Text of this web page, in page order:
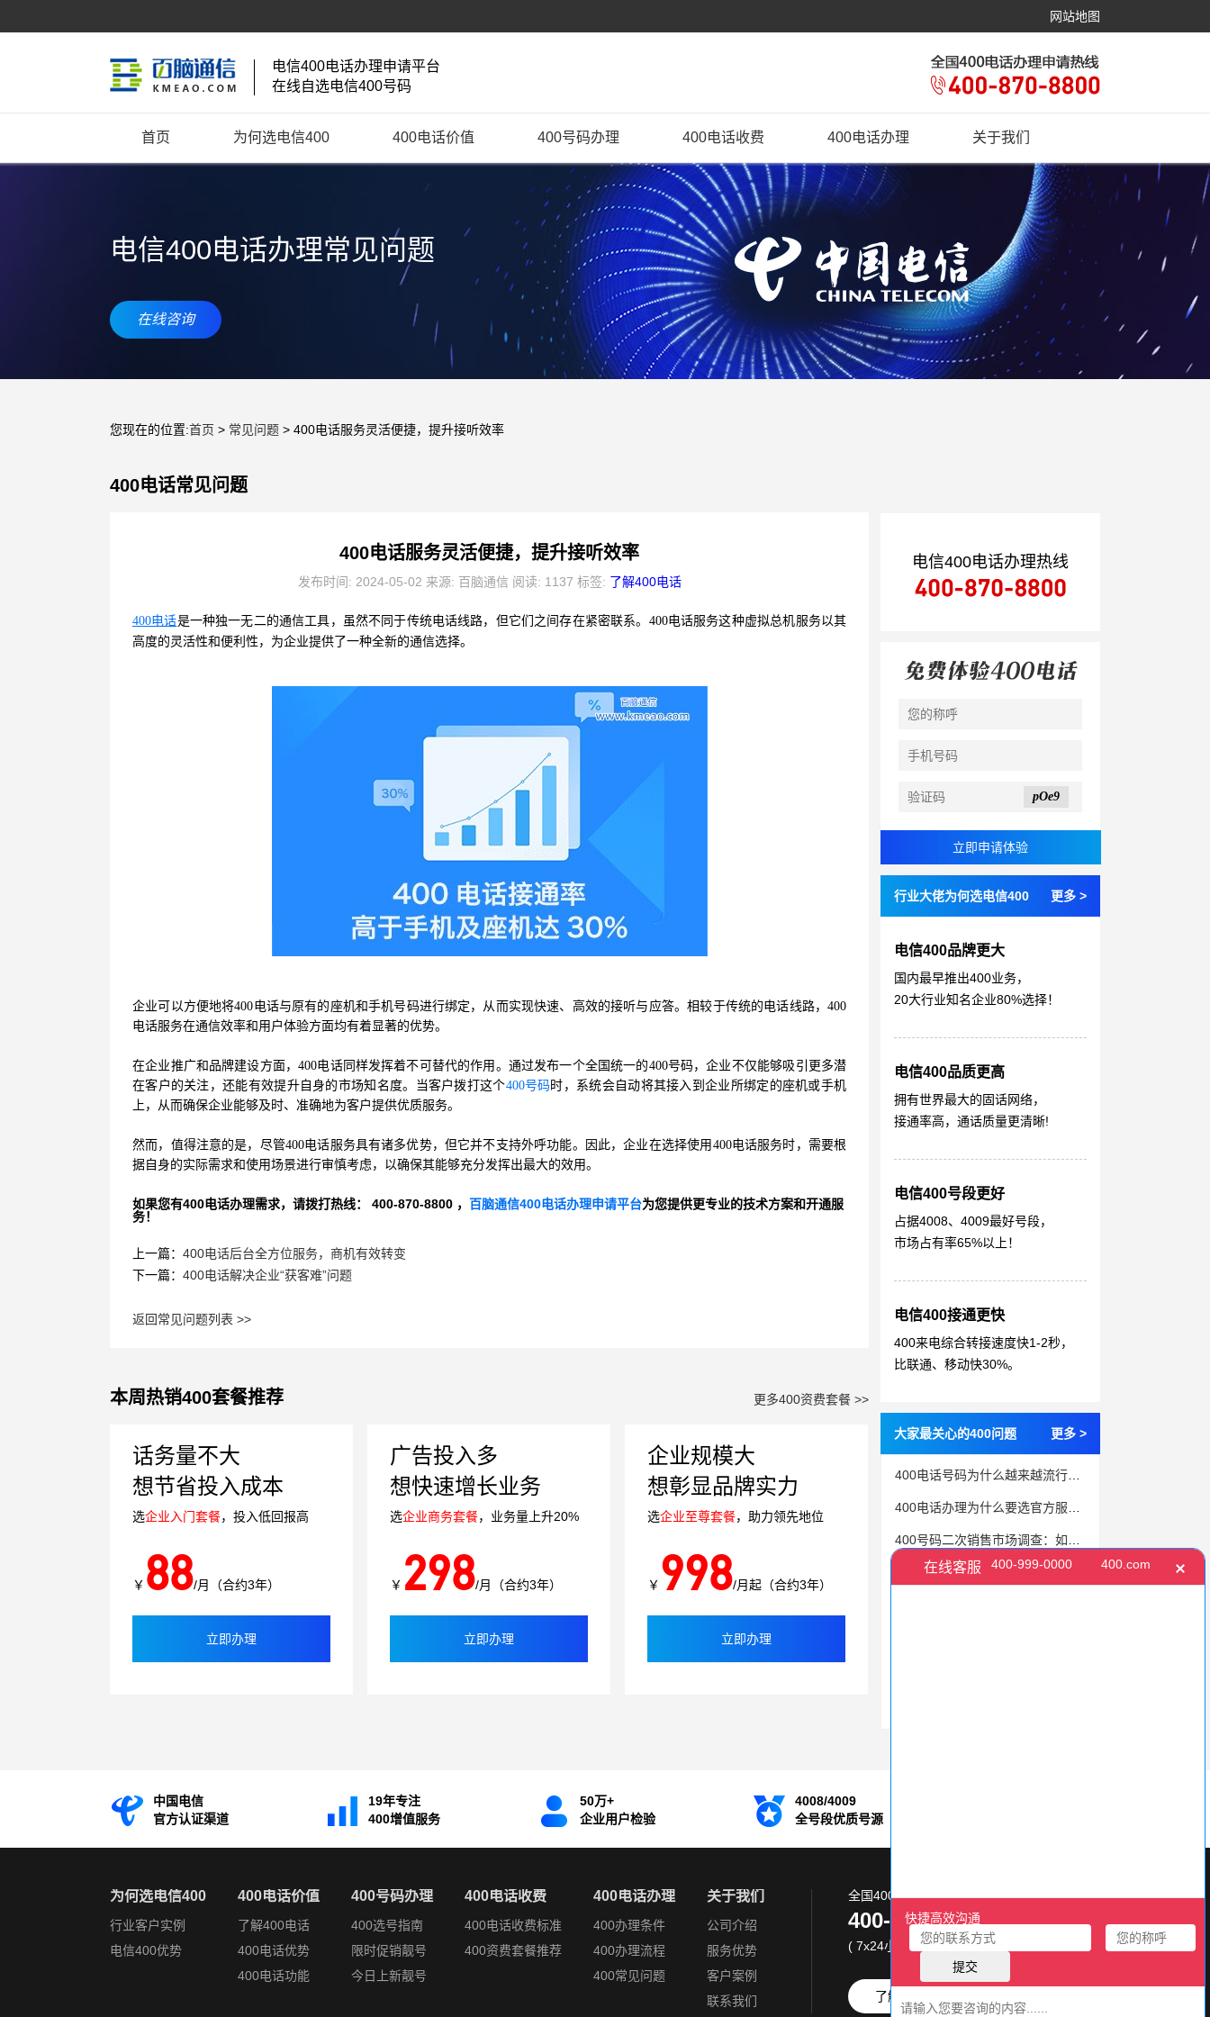
网站地图
电信400电话办理申请平台
在线自选电信400号码
首页 为何选电信400 400电话价值 400号码办理 400电话收费 400电话办理 关于我们
电信400电话办理常见问题
在线咨询
您现在的位置:首页 > 常见问题 > 400电话服务灵活便捷，提升接听效率
400电话常见问题
400电话服务灵活便捷，提升接听效率
发布时间: 2024-05-02 来源: 百脑通信 阅读: 1137 标签: 了解400电话
400电话是一种独一无二的通信工具，虽然不同于传统电话线路，但它们之间存在紧密联系。400电话服务这种虚拟总机服务以其
高度的灵活性和便利性，为企业提供了一种全新的通信选择。
企业可以方便地将400电话与原有的座机和手机号码进行绑定，从而实现快速、高效的接听与应答。相较于传统的电话线路，400
电话服务在通信效率和用户体验方面均有着显著的优势。
在企业推广和品牌建设方面，400电话同样发挥着不可替代的作用。通过发布一个全国统一的400号码，企业不仅能够吸引更多潜
在客户的关注，还能有效提升自身的市场知名度。当客户拨打这个400号码时，系统会自动将其接入到企业所绑定的座机或手机
上，从而确保企业能够及时、准确地为客户提供优质服务。
然而，值得注意的是，尽管400电话服务具有诸多优势，但它并不支持外呼功能。因此，企业在选择使用400电话服务时，需要根
据自身的实际需求和使用场景进行审慎考虑，以确保其能够充分发挥出最大的效用。
如果您有400电话办理需求，请拨打热线： 400-870-8800 ， 百脑通信400电话办理申请平台为您提供更专业的技术方案和开通服
务！
上一篇： 400电话后台全方位服务，商机有效转变
下一篇： 400电话解决企业“获客难”问题
返回常见问题列表 >>
本周热销400套餐推荐 更多400资费套餐 >>
话务量不大
想节省投入成本
选企业入门套餐，投入低回报高
￥ 88/月（合约3年）
立即办理
广告投入多
想快速增长业务
选企业商务套餐，业务量上升20%
￥ 298/月（合约3年）
立即办理
企业规模大
想彰显品牌实力
选企业至尊套餐，助力领先地位
￥ 998/月起（合约3年）
立即办理
电信400电话办理热线
pOe9
行业大佬为何选电信400 更多 >
电信400品牌更大
国内最早推出400业务，
20大行业知名企业80%选择！
电信400品质更高
拥有世界最大的固话网络，
接通率高，通话质量更清晰!
电信400号段更好
占据4008、4009最好号段，
市场占有率65%以上！
电信400接通更快
400来电综合转接速度快1-2秒，
比联通、移动快30%。
大家最关心的400问题 更多 >
400号码是企业的通信身份证号码，伴随企业终生
中国电信
官方认证渠道
19年专注
400增值服务
50万+
企业用户检验
4008/4009
全号段优质号源
为何选电信400
行业客户实例
电信400优势
400电话价值
了解400电话
400电话优势
400电话功能
400号码办理
400选号指南
限时促销靓号
今日上新靓号
400电话收费
400电话收费标准
400资费套餐推荐
400电话办理
400办理条件
400办理流程
400常见问题
关于我们
公司介绍
服务优势
客户案例
联系我们
全国400电话服务热线:
400-870-8800
( 7x24小时 )
了解更多